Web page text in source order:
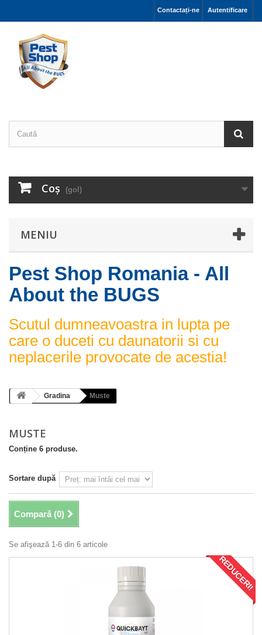
Autentificare
Contactați-ne
Coş (gol)
MENIU
Pest Shop Romania - All
About the BUGS
Scutul dumneavoastra in lupta pe
care o duceti cu daunatorii si cu
neplacerile provocate de acestia!
Gradina Muste
MUSTE
Conține 6 produse.
Sortare după
Compară (0)
Se afişează 1-6 din 6 articole
REDUCERI!